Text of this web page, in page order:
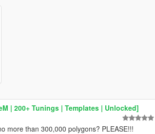
| 200+ Tunings | Templates | Unlocked]
more than 300,000 polygons? PLEASE!!!